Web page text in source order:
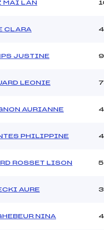
MAI LAN
CLARA 4
JUSTINE 9
LEONIE
AURIANNE
PHILIPPINE
ROSSET LISON 5
AURE
NINA